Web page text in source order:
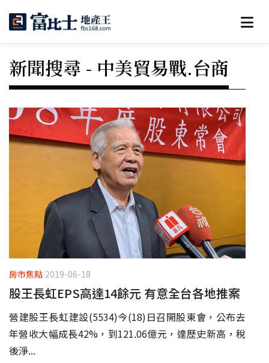
新聞搜尋 - 中美貿易戰.台商
房市焦點 2019-06-18
股王長虹EPS高達14餘元 有意全台各地推案
營建股王長虹建設(5534)今(18)日召開股東會，公布去
年營收大幅成長42%，到121.06億元，達歷史新高，稅
後淨...